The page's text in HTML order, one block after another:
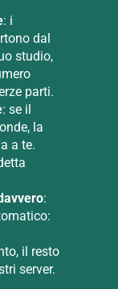
: i
dal
studio,
parti.
: se il
la
a te.
:
il resto
server.